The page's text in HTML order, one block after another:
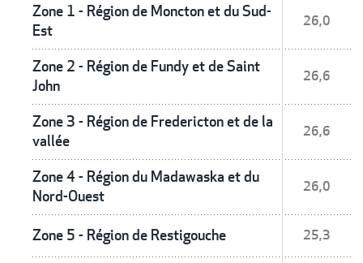
Zone 1 - Région de Moncton et du Sud-
Est
26,0
Zone 2 - Région de Fundy et de Saint
John
26,6
Zone 3 - Région de Fredericton et de la
vallée
26,6
Zone 4 - Région du Madawaska et du
Nord-Ouest
26,0
Zone 5 - Région de Restigouche 25,3